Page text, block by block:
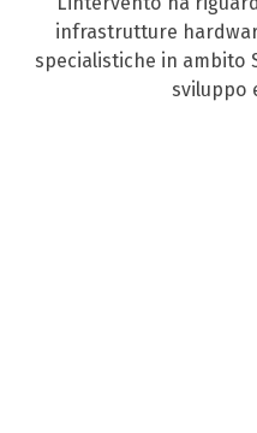
infrastrutture
specialistiche in ambito
sviluppo